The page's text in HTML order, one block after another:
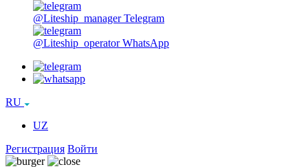
@Liteship_manager Telegram
@Liteship_operator WhatsApp
RU
UZ
Регистрация Войти